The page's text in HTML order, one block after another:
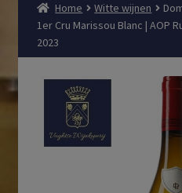
Home Witte wijnen
1er Cru Marissou Blanc | AOP
2023